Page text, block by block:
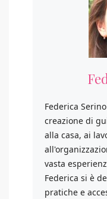
Federica
creazione di
alla casa, ai
vasta
Federica si è
pratiche e